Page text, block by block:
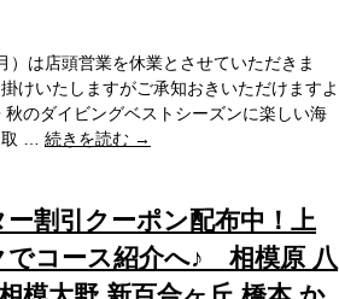
は店頭営業を休業とさせていただきま
けいたしますがご承知おきいただけますよ
のダイビングベストシーズンに楽しい海
取 … 続きを読む →
割引クーポン配布中！上
でコース紹介へ♪ 相模原 八